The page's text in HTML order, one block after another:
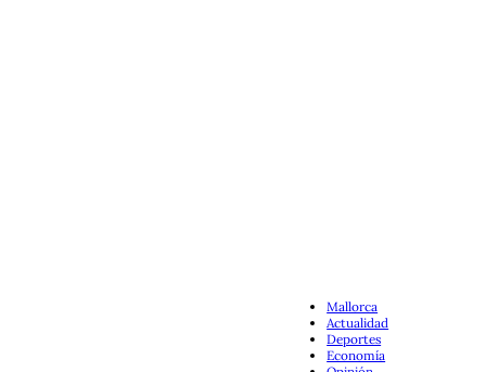
Mallorca
Actualidad
Deportes
Economía